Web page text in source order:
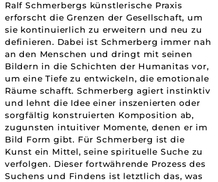
Ralf Schmerbergs künstlerische Praxis
erforscht die Grenzen der Gesellschaft, um
sie kontinuierlich zu erweitern und neu zu
definieren. Dabei ist Schmerberg immer nah
an den Menschen und dringt mit seinen
Bildern in die Schichten der Humanitas vor,
um eine Tiefe zu entwickeln, die emotionale
Räume schafft. Schmerberg agiert instinktiv
und lehnt die Idee einer inszenierten oder
sorgfältig konstruierten Komposition ab,
zugunsten intuitiver Momente, denen er im
Bild Form gibt. Für Schmerberg ist die
Kunst ein Mittel, seine spirituelle Suche zu
verfolgen. Dieser fortwährende Prozess des
Suchens und Findens ist letztlich das, was